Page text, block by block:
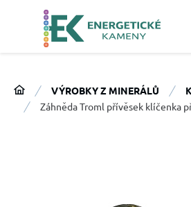
VÝROBKY Z MINERÁLŮ
Záhněda Troml přívěsek klíčenka